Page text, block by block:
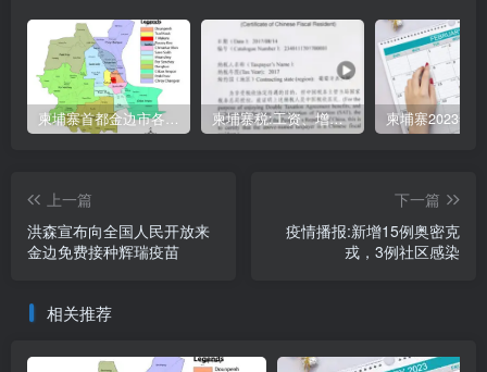
柬埔寨首都金边市各区与分区名称分布 柬埔寨税:工资、增值、预扣、利润、专利、产业、注册税
上一篇
洪森宣布向全国人民开放来
金边免费接种辉瑞疫苗
下一篇
疫情播报:新增15例奥密克
戎，3例社区感染
相关推荐